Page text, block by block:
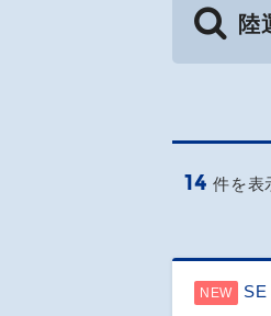
陸
14 件を表
NEW SE